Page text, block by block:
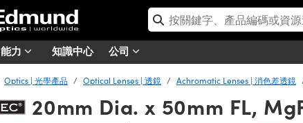
能力 知識中心 公司
Optics | 光學產品 Optical Lenses | 透鏡 Achromatic Lenses | 消色差透鏡
20mm Dia. x 50mm FL,